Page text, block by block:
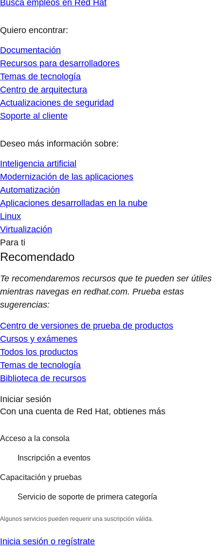
Busca empleos en Red Hat
Quiero encontrar:
Documentación
Recursos para desarrolladores
Temas de tecnología
Centro de arquitectura
Actualizaciones de seguridad
Soporte al cliente
Deseo más información sobre:
Inteligencia artificial
Modernización de las aplicaciones
Automatización
Aplicaciones desarrolladas en la nube
Linux
Virtualización
Para ti
Recomendado
Te recomendaremos recursos que te pueden ser útiles
mientras navegas en redhat.com. Prueba estas
sugerencias:
Centro de versiones de prueba de productos
Cursos y exámenes
Todos los productos
Temas de tecnología
Biblioteca de recursos
Iniciar sesión
Con una cuenta de Red Hat, obtienes más
Acceso a la consola
Inscripción a eventos
Capacitación y pruebas
Servicio de soporte de primera categoría
Algunos servicios pueden requerir una suscripción válida.
Inicia sesión o regístrate